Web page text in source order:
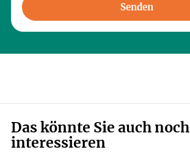
Senden
Das könnte Sie auch noch
interessieren